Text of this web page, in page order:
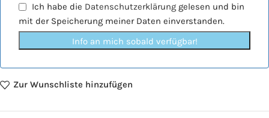
Ich habe die Datenschutzerklärung gelesen und bin
mit der Speicherung meiner Daten einverstanden.
Info an mich sobald verfügbar!
Zur Wunschliste hinzufügen